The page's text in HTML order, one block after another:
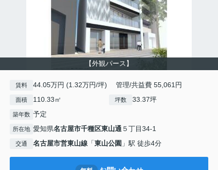
【外観パース】
賃料 44.05万円 (1.32万円/坪) 管理/共益費 55,061円
面積 110.33㎡ 坪数 33.37坪
築年数 予定
所在地 愛知県名古屋市千種区東山通５丁目34-1
交通 名古屋市営東山線 「東山公園 」駅 徒歩4分